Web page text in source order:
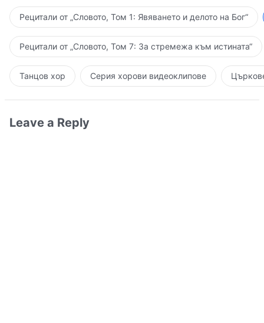
Рецитали от „Словото, Том 1: Явяването и делото на Бог“
Рецитали от „Словото, Том 7: За стремежа към истината“
Танцов хор Серия хорови видеоклипове
Leave a Reply